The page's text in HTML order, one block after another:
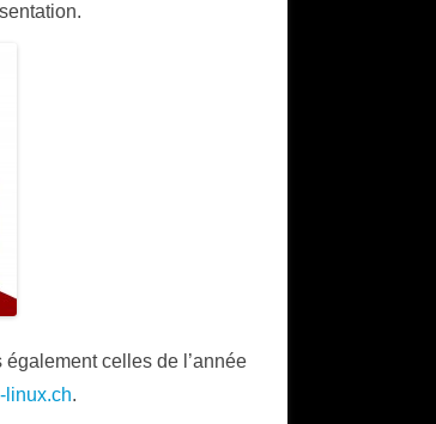
celles de l’année
linux.ch.